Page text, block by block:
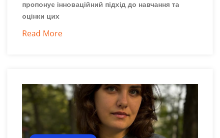
пропонує інноваційний підхід до навчання та
оцінки цих
Read More